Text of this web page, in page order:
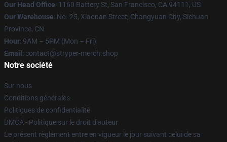
Our Head Office: 1160 Battery St, San Francisco, CA 94111, US
Our Warehouse: No. 25, Xiaonan Street, Changyuan City, Sichuan
Province, CN
Hour: 9AM – 5PM (Mon – Fri)
Email : contact@stryper-merch.shop
Notre société
Sur nous
Conditions générales
Politiques de confidentialité
DMCA - Politique sur le droit d'auteur
Le présent règlement entre en vigueur le jour suivant celui de sa